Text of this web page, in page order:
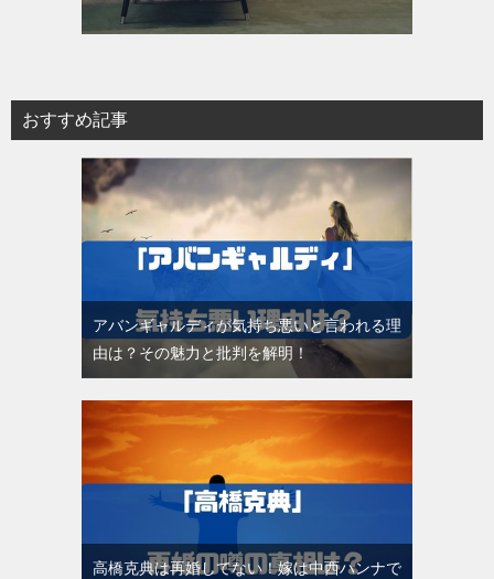
おすすめ記事
アバンギャルディが気持ち悪いと言われる理
由は？その魅力と批判を解明！
高橋克典は再婚してない！嫁は中西ハンナで